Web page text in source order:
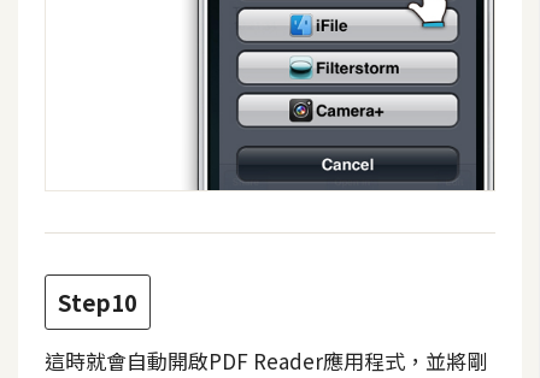
Step10
這時就會自動開啟PDF Reader應用程式，並將剛